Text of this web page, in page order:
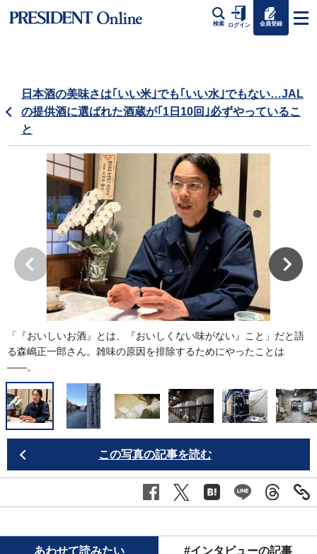
検索 ログイン 会員登録
日本酒の美味さは｢いい米｣でも｢いい水｣でもない…JAL
の提供酒に選ばれた酒蔵が｢1日10回｣必ずやっているこ
と
「『おいしいお酒』とは、『おいしくない味がない』こと」だと語
る森嶋正一郎さん。雑味の原因を排除するためにやったことは
――。
この写真の記事を読む
あわせて読みたい #インタビューの記事